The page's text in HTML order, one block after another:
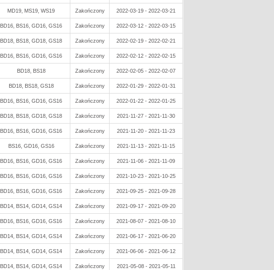
MD19, MS19, WS19 Zakończony 2022-03-19 - 2022-03-21
BD16, BS16, GD16, GS16 Zakończony 2022-03-12 - 2022-03-15
BD18, BS18, GD18, GS18 Zakończony 2022-02-19 - 2022-02-21
BD16, BS16, GD16, GS16 Zakończony 2022-02-12 - 2022-02-15
BD18, BS18 Zakończony 2022-02-05 - 2022-02-07
BD18, BS18, GS18 Zakończony 2022-01-29 - 2022-01-31
BD16, BS16, GD16, GS16 Zakończony 2022-01-22 - 2022-01-25
BD18, BS18, GD18, GS18 Zakończony 2021-11-27 - 2021-11-30
BD16, BS16, GD16, GS16 Zakończony 2021-11-20 - 2021-11-23
BS16, GD16, GS16 Zakończony 2021-11-13 - 2021-11-15
BD16, BS16, GD16, GS16 Zakończony 2021-11-06 - 2021-11-09
BD16, BS16, GD16, GS16 Zakończony 2021-10-23 - 2021-10-25
BD16, BS16, GD16, GS16 Zakończony 2021-09-25 - 2021-09-28
BD14, BS14, GD14, GS14 Zakończony 2021-09-17 - 2021-09-20
BD16, BS16, GD16, GS16 Zakończony 2021-08-07 - 2021-08-10
BD14, BS14, GD14, GS14 Zakończony 2021-06-17 - 2021-06-20
BD14, BS14, GD14, GS14 Zakończony 2021-06-06 - 2021-06-12
BD14, BS14, GD14, GS14 Zakończony 2021-05-08 - 2021-05-11